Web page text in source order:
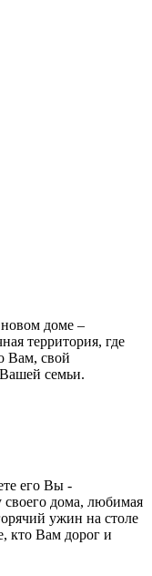
доме –
территория, где
Вам, свой
семьи.
его Вы -
дома, любимая
ужин на столе
кто Вам дорог и